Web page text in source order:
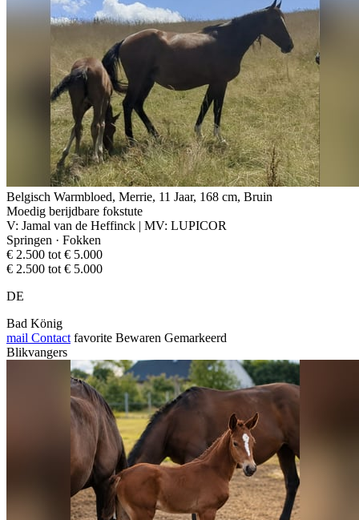
Belgisch Warmbloed, Merrie, 11 Jaar, 168 cm, Bruin
Moedig berijdbare fokstute
V: Jamal van de Heffinck | MV: LUPICOR
Springen · Fokken
€ 2.500 tot € 5.000
€ 2.500 tot € 5.000
DE
Bad König
mail Contact favorite Bewaren Gemarkeerd
Blikvangers